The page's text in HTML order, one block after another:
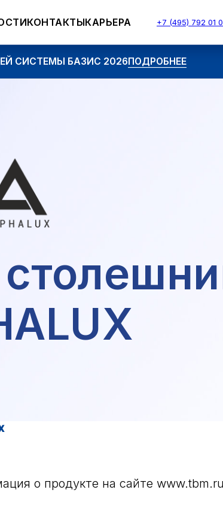
КОНТАКТЫКАРЬЕРА +7 (495) 792 01
БАЗИС 2026
о продукте на сайте www.tbm.ru